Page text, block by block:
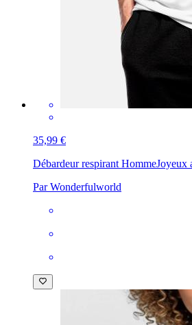
35,99 €
Débardeur respirant HommeJoyeux
Par Wonderfulworld